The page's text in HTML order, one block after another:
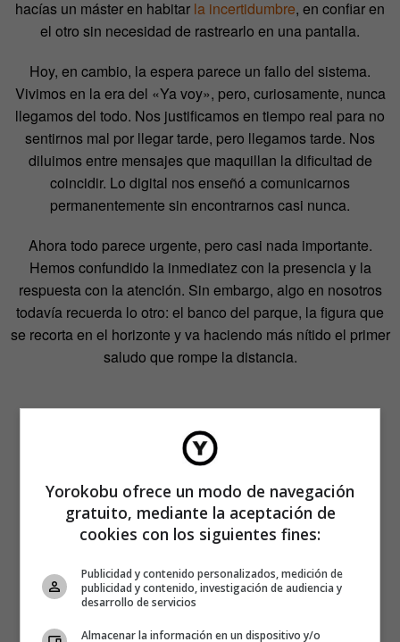
hacías un máster en habitar la incertidumbre, en confiar en
el otro sin necesidad de rastrearlo en una pantalla.
Hoy, en cambio, la espera parece un fallo del sistema.
Vivimos en la era del «Ya voy», pero, curiosamente, nunca
llegamos del todo. Nos justificamos en tiempo real para no
sentirnos mal por llegar tarde, pero llegamos tarde. Nos
diluimos entre mensajes que maquillan la dificultad de
coincidir. Lo digital nos enseñó a comunicarnos
permanentemente sin encontrarnos casi nunca.
Ahora todo parece urgente, pero casi nada importante.
Hemos confundido la inmediatez con la presencia y la
respuesta con la atención. Sin embargo, algo en nosotros
todavía recuerda lo otro: el banco del parque, la figura que
se recorta en el horizonte y va haciendo más nítido el primer
saludo que rompe la distancia.
Yorokobu ofrece un modo de navegación
gratuito, mediante la aceptación de
cookies con los siguientes fines:
Publicidad y contenido personalizados, medición de
publicidad y contenido, investigación de audiencia y
desarrollo de servicios
Almacenar la información en un dispositivo y/o